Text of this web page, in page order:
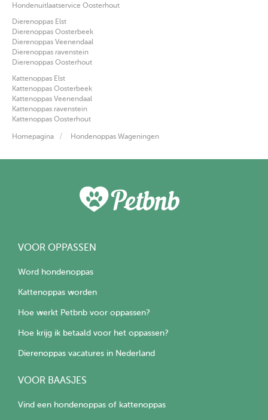
Hondenuitlaatservice Oosterhout
Dierenoppas Elst
Dierenoppas Oosterbeek
Dierenoppas Veenendaal
Dierenoppas ravenstein
Dierenoppas Oosterhout
Kattenoppas Elst
Kattenoppas Oosterbeek
Kattenoppas Veenendaal
Kattenoppas ravenstein
Kattenoppas Oosterhout
Homepagina Hondenoppas Wageningen
VOOR OPPASSEN
Word hondenoppas
Kattenoppas worden
Hoe werkt Petbnb voor oppassen?
Hoe krijg ik betaald voor het oppassen?
Dierenoppas vacatures in Nederland
VOOR BAASJES
Vind een hondenoppas of kattenoppas